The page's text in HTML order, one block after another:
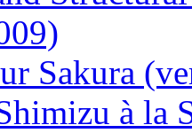
Sakura
à la